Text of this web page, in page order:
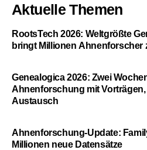
Aktuelle Themen
RootsTech 2026: Weltgrößte
bringt Millionen Ahnenforscher
Genealogica 2026: Zwei
Ahnenforschung mit
Austausch
Ahnenforschung-Update:
Millionen neue Datensätze